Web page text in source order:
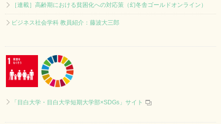
［連載］高齢期における貧困化への対応策（幻冬舎ゴールドオンライン）
ビジネス社会学科 教員紹介：藤波大三郎
「目白大学・目白大学短期大学部×SDGs」サイト